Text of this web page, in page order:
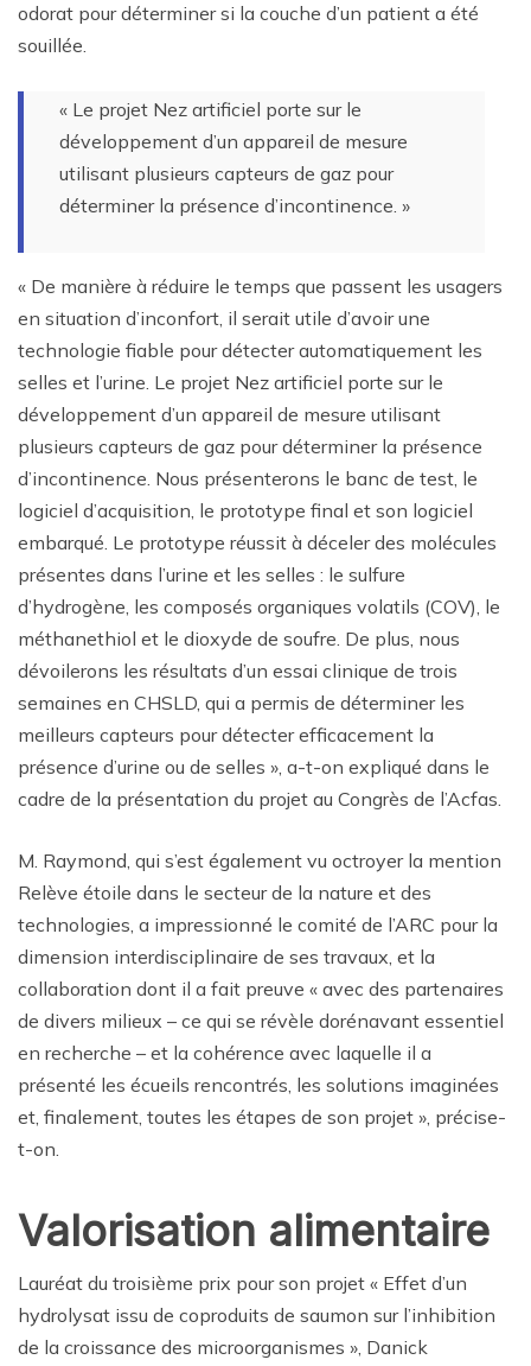
odorat pour déterminer si la couche d’un patient a été
souillée.
« Le projet Nez artificiel porte sur le
développement d’un appareil de mesure
utilisant plusieurs capteurs de gaz pour
déterminer la présence d’incontinence. »
« De manière à réduire le temps que passent les usagers
en situation d’inconfort, il serait utile d’avoir une
technologie fiable pour détecter automatiquement les
selles et l’urine. Le projet Nez artificiel porte sur le
développement d’un appareil de mesure utilisant
plusieurs capteurs de gaz pour déterminer la présence
d’incontinence. Nous présenterons le banc de test, le
logiciel d’acquisition, le prototype final et son logiciel
embarqué. Le prototype réussit à déceler des molécules
présentes dans l’urine et les selles : le sulfure
d’hydrogène, les composés organiques volatils (COV), le
méthanethiol et le dioxyde de soufre. De plus, nous
dévoilerons les résultats d’un essai clinique de trois
semaines en CHSLD, qui a permis de déterminer les
meilleurs capteurs pour détecter efficacement la
présence d’urine ou de selles », a-t-on expliqué dans le
cadre de la présentation du projet au Congrès de l’Acfas.
M. Raymond, qui s’est également vu octroyer la mention
Relève étoile dans le secteur de la nature et des
technologies, a impressionné le comité de l’ARC pour la
dimension interdisciplinaire de ses travaux, et la
collaboration dont il a fait preuve « avec des partenaires
de divers milieux – ce qui se révèle dorénavant essentiel
en recherche – et la cohérence avec laquelle il a
présenté les écueils rencontrés, les solutions imaginées
et, finalement, toutes les étapes de son projet », précise-
t-on.
Valorisation alimentaire
Lauréat du troisième prix pour son projet « Effet d’un
hydrolysat issu de coproduits de saumon sur l’inhibition
de la croissance des microorganismes », Danick